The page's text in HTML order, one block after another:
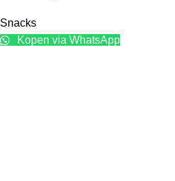
Snacks
Kopen via WhatsApp